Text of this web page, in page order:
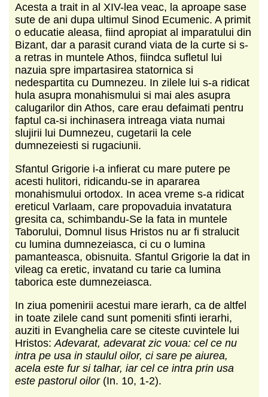
Acesta a trait in al XIV-lea veac, la aproape sase
sute de ani dupa ultimul Sinod Ecumenic. A primit
o educatie aleasa, fiind apropiat al imparatului din
Bizant, dar a parasit curand viata de la curte si s-
a retras in muntele Athos, fiindca sufletul lui
nazuia spre impartasirea statornica si
nedespartita cu Dumnezeu. In zilele lui s-a ridicat
hula asupra monahismului si mai ales asupra
calugarilor din Athos, care erau defaimati pentru
faptul ca-si inchinasera intreaga viata numai
slujirii lui Dumnezeu, cugetarii la cele
dumnezeiesti si rugaciunii.
Sfantul Grigorie i-a infierat cu mare putere pe
acesti hulitori, ridicandu-se in apararea
monahismului ortodox. In acea vreme s-a ridicat
ereticul Varlaam, care propovaduia invatatura
gresita ca, schimbandu-Se la fata in muntele
Taborului, Domnul Iisus Hristos nu ar fi stralucit
cu lumina dumnezeiasca, ci cu o lumina
pamanteasca, obisnuita. Sfantul Grigorie l­a dat in
vileag ca eretic, invatand cu tarie ca lumina
taborica este dumnezeiasca.
In ziua pomenirii acestui mare ierarh, ca de altfel
in toate zilele cand sunt pomeniti sfinti ierarhi,
auziti in Evanghelia care se citeste cuvintele lui
Hristos: Adevarat, adevarat zic voua: cel ce nu
intra pe usa in staulul oilor, ci sare pe aiurea,
acela este fur si talhar, iar cel ce intra prin usa
este pastorul oilor (In. 10, 1-2).